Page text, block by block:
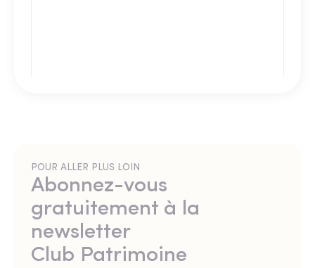
POUR ALLER PLUS LOIN
Abonnez-vous
gratuitement à la
newsletter
Club Patrimoine